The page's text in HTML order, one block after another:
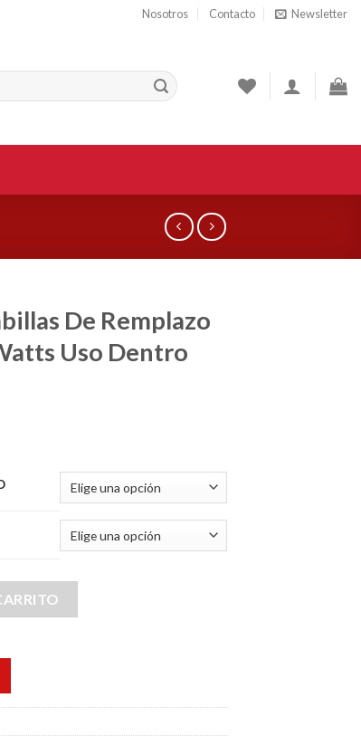
Nosotros Contacto Newsletter
De Remplazo
Uso Dentro